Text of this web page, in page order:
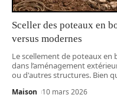
Sceller des poteaux en
versus modernes
Le scellement de poteaux en
dans l’aménagement
ou d'autres structures. Bien
Maison 10 mars 2026